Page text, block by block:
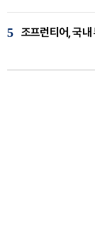
5 조프런티어, 국내